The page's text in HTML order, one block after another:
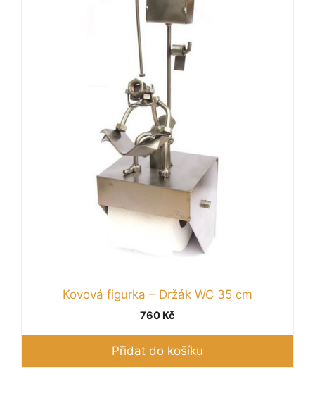
Kovová figurka – Držák WC 35 cm
760 Kč
Přidat do košíku